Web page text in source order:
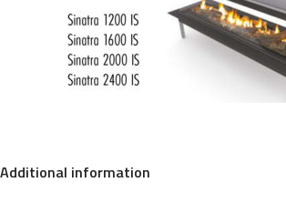
Additional information